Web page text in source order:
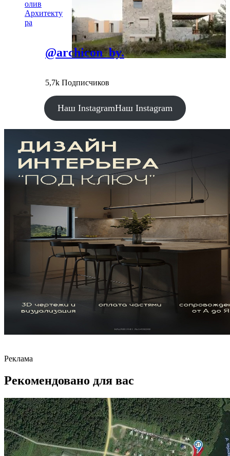
олив
Архитекту
ра
@archicon_by.
5,7k Подписчиков
Наш InstagramНаш Instagram
Реклама
Рекомендовано для вас